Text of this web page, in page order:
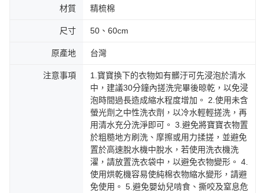
材質 精梳棉
尺寸 50、60cm
原產地 台灣
注意事項
1.寶寶換下的衣物如有髒汙可先浸泡於清水
中，建議30分鐘內搓洗完畢後晾乾，以免浸
泡時間過長造成縮水程度增加。 2.使用未含
螢光劑之中性洗衣劑，以冷水輕輕搓洗，再
用清水充分洗淨即可。 3.避免將寶寶衣物置
於粗糙地方刷洗、摩擦或用力揉搓，並避免
置於高速脫水機中脫水，若使用洗衣機洗
濯，請放置洗衣袋中，以避免衣物變形。 4.
使用烘乾機容易使純棉衣物縮水變形，請避
免使用。 5.避免嬰幼兒啃食、撕咬及窒息危